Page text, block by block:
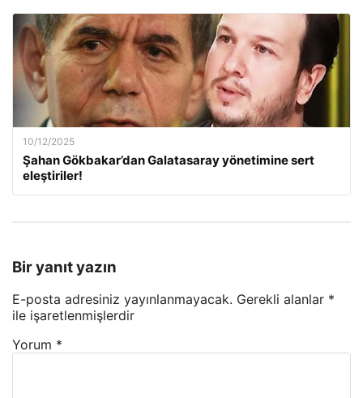
10/12/2025
Şahan Gökbakar’dan Galatasaray yönetimine sert
eleştiriler!
Bir yanıt yazın
E-posta adresiniz yayınlanmayacak. Gerekli alanlar *
ile işaretlenmişlerdir
Yorum *